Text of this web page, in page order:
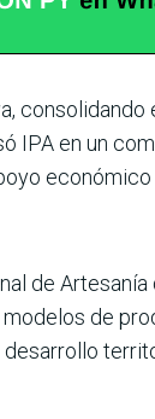
IPA en un
de
de